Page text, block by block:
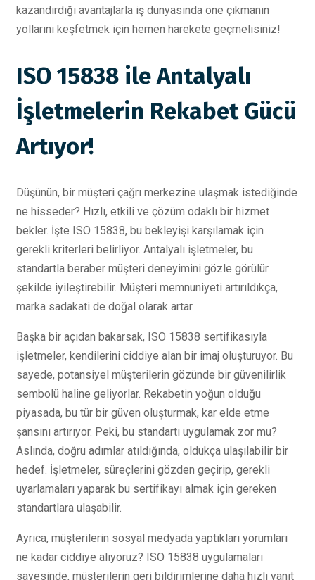
kazandırdığı avantajlarla iş dünyasında öne çıkmanın
yollarını keşfetmek için hemen harekete geçmelisiniz!
ISO 15838 ile Antalyalı
İşletmelerin Rekabet Gücü
Artıyor!
Düşünün, bir müşteri çağrı merkezine ulaşmak istediğinde
ne hisseder? Hızlı, etkili ve çözüm odaklı bir hizmet
bekler. İşte ISO 15838, bu bekleyişi karşılamak için
gerekli kriterleri belirliyor. Antalyalı işletmeler, bu
standartla beraber müşteri deneyimini gözle görülür
şekilde iyileştirebilir. Müşteri memnuniyeti artırıldıkça,
marka sadakati de doğal olarak artar.
Başka bir açıdan bakarsak, ISO 15838 sertifikasıyla
işletmeler, kendilerini ciddiye alan bir imaj oluşturuyor. Bu
sayede, potansiyel müşterilerin gözünde bir güvenilirlik
sembolü haline geliyorlar. Rekabetin yoğun olduğu
piyasada, bu tür bir güven oluşturmak, kar elde etme
şansını artırıyor. Peki, bu standartı uygulamak zor mu?
Aslında, doğru adımlar atıldığında, oldukça ulaşılabilir bir
hedef. İşletmeler, süreçlerini gözden geçirip, gerekli
uyarlamaları yaparak bu sertifikayı almak için gereken
standartlara ulaşabilir.
Ayrıca, müşterilerin sosyal medyada yaptıkları yorumları
ne kadar ciddiye alıyoruz? ISO 15838 uygulamaları
sayesinde, müşterilerin geri bildirimlerine daha hızlı yanıt